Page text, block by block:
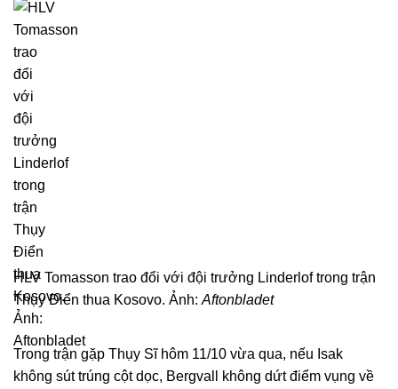
HLV Tomasson trao đổi với đội trưởng Linderlof trong trận
Thụy Điển thua Kosovo. Ảnh: Aftonbladet
Trong trận gặp Thụy Sĩ hôm 11/10 vừa qua, nếu Isak
không sút trúng cột dọc, Bergvall không dứt điểm vụng về